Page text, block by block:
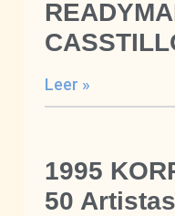
Leer »
1995
50